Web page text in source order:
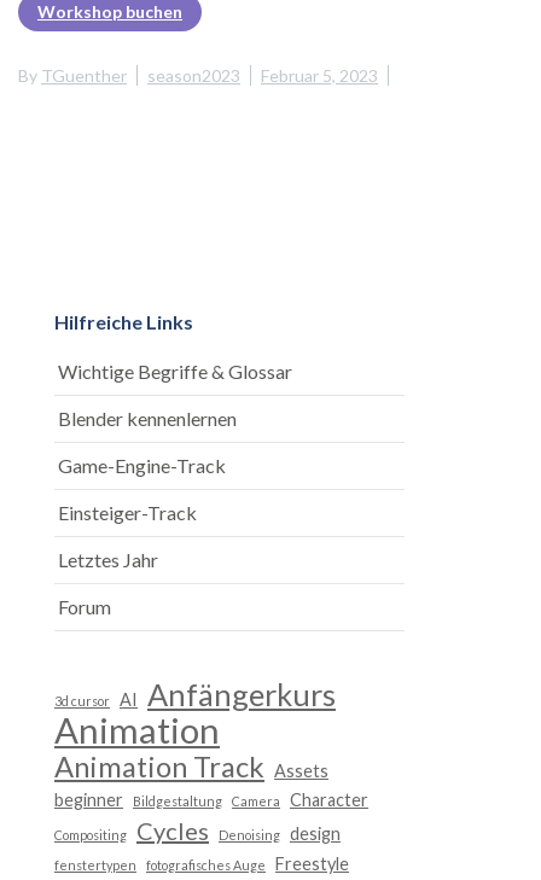
Workshop buchen
By TGuenther season2023 Februar 5, 2023
Hilfreiche Links
Wichtige Begriffe & Glossar
Blender kennenlernen
Game-Engine-Track
Einsteiger-Track
Letztes Jahr
Forum
3d cursor AI Anfängerkurs
Animation
Animation Track Assets
beginner
Bildgestaltung Camera Character
Compositing Cycles Denoising design
fenstertypen fotografisches Auge Freestyle